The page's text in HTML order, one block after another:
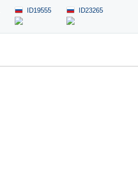
ID19555 ID23265